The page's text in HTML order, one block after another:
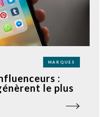
MARQUES
:
le plus